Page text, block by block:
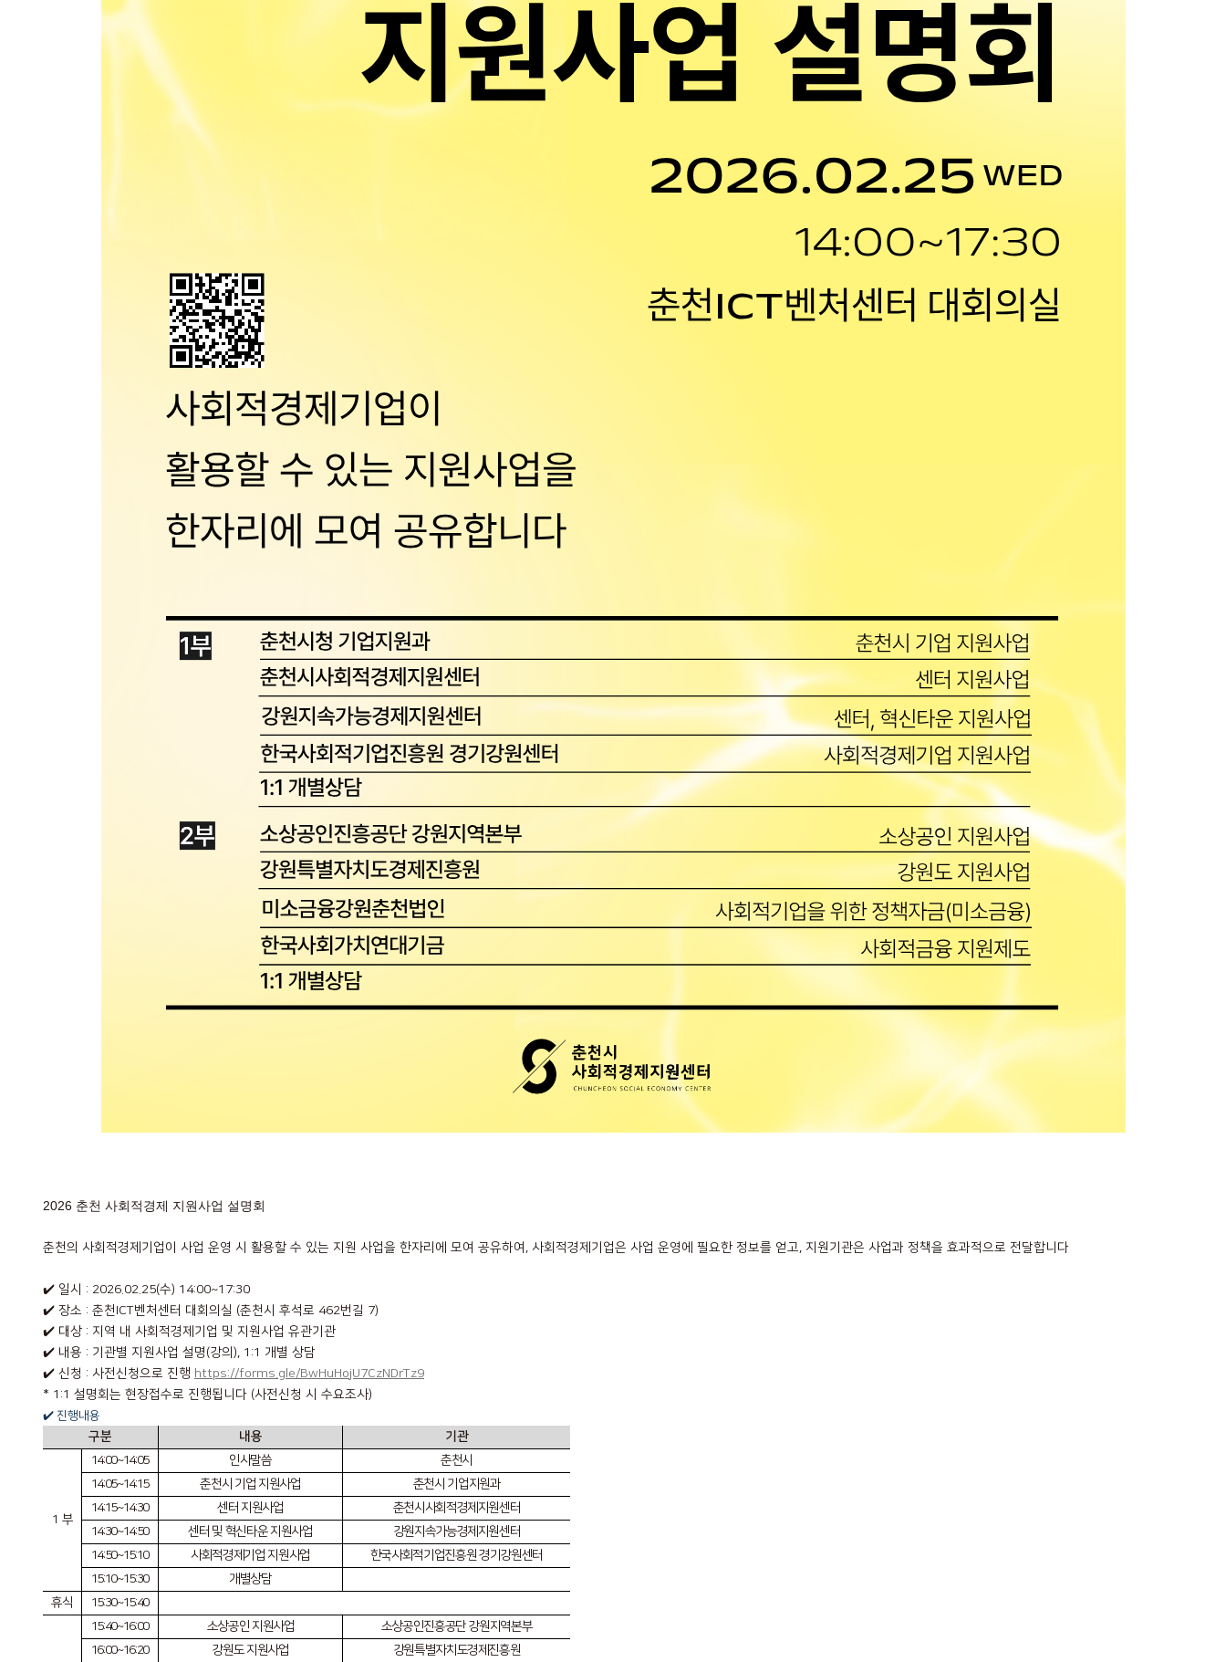
2026 춘천 사회적경제 지원사업 설명회
춘천의 사회적경제기업이 사업 운영 시 활용할 수 있는 지원 사업을 한자리에 모여 공유하여, 사회적경제기업은 사업 운영에 필요한 정보를 얻고, 지원기관은 사업과 정책을 효과적으로 전달합니다
✔️ 일시 : 2026.02.25(수) 14:00~17:30
✔️ 장소 : 춘천ICT벤처센터 대회의실 (춘천시 후석로 462번길 7)
✔️ 대상 : 지역 내 사회적경제기업 및 지원사업 유관기관
✔️ 내용 : 기관별 지원사업 설명(강의), 1:1 개별 상담
✔️ 신청 : 사전신청으로 진행 https://forms.gle/BwHuHojU7CzNDrTz9
* 1:1 설명회는 현장접수로 진행됩니다 (사전신청 시 수요조사)
✔️ 진행내용
구분 내용 기관
1 부
14:00~14:05 인사말씀
춘천시
14:05~14:15
춘천시 기업 지원사업
춘천시 기업지원과
14:15~14:30
센터 지원사업
춘천시사회적경제지원센터
14:30~14:50
센터 및 혁신타운 지원사업
강원지속가능경제지원센터
14:50~15:10
사회적경제기업 지원사업
한국사회적기업진흥원 경기강원센터
15:10~15:30
개별상담
휴식
15:30~15:40
15:40~16:00
소상공인 지원사업
소상공인진흥공단 강원지역본부
16:00~16:20
강원도 지원사업 강원특별자치도경제진흥원